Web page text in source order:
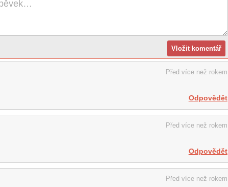
Před více než rokem
Odpovědět
Před více než rokem
Odpovědět
Před více než rokem